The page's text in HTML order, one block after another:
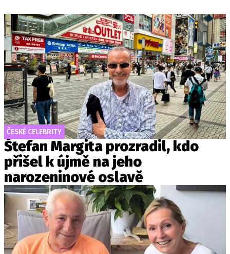
ČESKÉ CELEBRITY
Štefan Margita prozradil, kdo
přišel k újmě na jeho
narozeninové oslavě